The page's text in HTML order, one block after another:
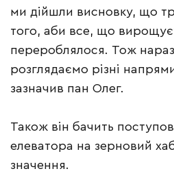
ми дійшли висновку, що
того, аби все, що
перероблялося. Тож
розглядаємо різні
зазначив пан Олег.
Також він бачить
елеватора на зерновий
значення.